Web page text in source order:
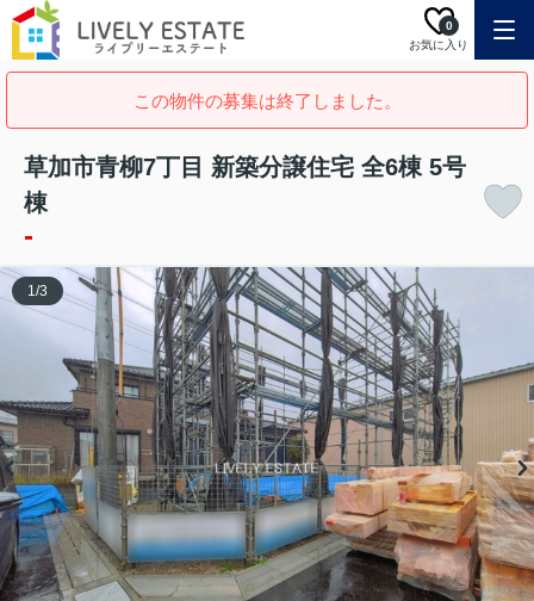
お気に入り
0
この物件の募集は終了しました。
草加市青柳7丁目 新築分譲住宅 全6棟 5号
棟
-
1/3